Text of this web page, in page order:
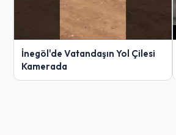
İnegöl'de Vatandaşın Yol Çilesi
Kamerada